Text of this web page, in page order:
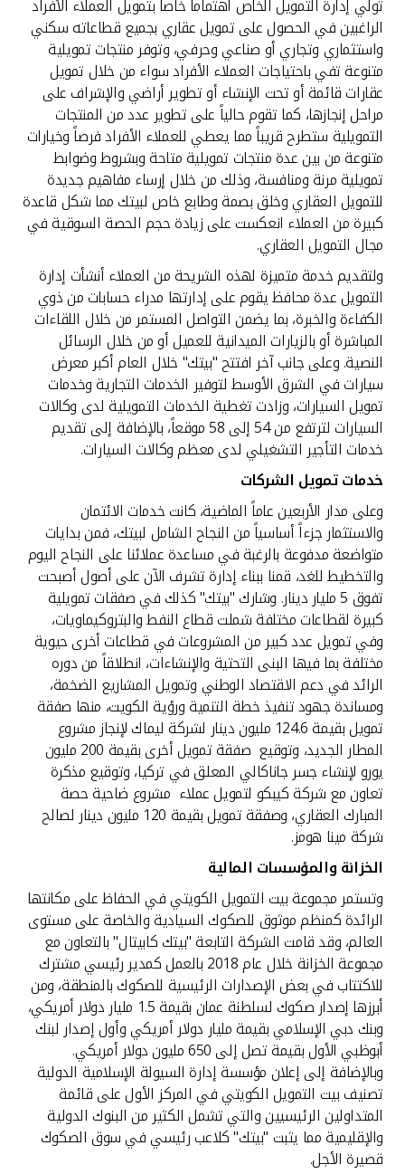
تولي إدارة التمويل الخاص اهتماماً خاصاً بتمويل العملاء الأفراد
الراغبين في الحصول على تمويل عقاري بجميع قطاعاته سكني
واستثماري وتجاري أو صناعي وحرفي، وتوفر منتجات تمويلية
متنوعة تفي باحتياجات العملاء الأفراد سواء من خلال تمويل
عقارات قائمة أو تحت الإنشاء أو تطوير أراضي والإشراف على
مراحل إنجازها، كما تقوم حالياً على تطوير عدد من المنتجات
التمويلية ستطرح قريباً مما يعطي للعملاء الأفراد فرصاً وخيارات
متنوعة من بين عدة منتجات تمويلية متاحة وبشروط وضوابط
تمويلية مرنة ومنافسة، وذلك من خلال إرساء مفاهيم جديدة
للتمويل العقاري وخلق بصمة وطابع خاص لبيتك مما شكل قاعدة
كبيرة من العملاء انعكست على زيادة حجم الحصة السوقية في
مجال التمويل العقاري.
ولتقديم خدمة متميزة لهذه الشريحة من العملاء أنشأت إدارة
التمويل عدة محافظ يقوم على إدارتها مدراء حسابات من ذوي
الكفاءة والخبرة، بما يضمن التواصل المستمر من خلال اللقاءات
المباشرة أو بالزيارات الميدانية للعميل أو من خلال الرسائل
النصية. وعلى جانب آخر افتتح "بيتك" خلال العام أكبر معرض
سيارات في الشرق الأوسط لتوفير الخدمات التجارية وخدمات
تمويل السيارات، وزادت تغطية الخدمات التمويلية لدى وكالات
السيارات لترتفع من 54 إلى 58 موقعاً، بالإضافة إلى تقديم
خدمات التأجير التشغيلي لدى معظم وكالات السيارات.
خدمات تمويل الشركات
وعلى مدار الأربعين عاماً الماضية، كانت خدمات الائتمان
والاستثمار جزءاً أساسياً من النجاح الشامل لبيتك، فمن بدايات
متواضعة مدفوعة بالرغبة في مساعدة عملائنا على النجاح اليوم
والتخطيط للغد، قمنا ببناء إدارة تشرف الآن على أصول أصبحت
تفوق 5 مليار دينار. وشارك "بيتك" كذلك في صفقات تمويلية
كبيرة لقطاعات مختلفة شملت قطاع النفط والبتروكيماويات،
وفي تمويل عدد كبير من المشروعات في قطاعات أخرى حيوية
مختلفة بما فيها البنى التحتية والإنشاءات، انطلاقاً من دوره
الرائد في دعم الاقتصاد الوطني وتمويل المشاريع الضخمة،
ومساندة جهود تنفيذ خطة التنمية ورؤية الكويت، منها صفقة
تمويل بقيمة 124.6 مليون دينار لشركة ليماك لإنجاز مشروع
المطار الجديد، وتوقيع صفقة تمويل أخرى بقيمة 200 مليون
يورو لإنشاء جسر جاناكالي المعلق في تركيا، وتوقيع مذكرة
تعاون مع شركة كيبكو لتمويل عملاء مشروع ضاحية حصة
المبارك العقاري، وصفقة تمويل بقيمة 120 مليون دينار لصالح
شركة مينا هومز.
الخزانة والمؤسسات المالية
وتستمر مجموعة بيت التمويل الكويتي في الحفاظ على مكانتها
الرائدة كمنظم موثوق للصكوك السيادية والخاصة على مستوى
العالم، وقد قامت الشركة التابعة "بيتك كابيتال" بالتعاون مع
مجموعة الخزانة خلال عام 2018 بالعمل كمدير رئيسي مشترك
للاكتتاب في بعض الإصدارات الرئيسية للصكوك بالمنطقة، ومن
أبرزها إصدار صكوك لسلطنة عمان بقيمة 1.5 مليار دولار أمريكي،
وبنك دبي الإسلامي بقيمة مليار دولار أمريكي وأول إصدار لبنك
أبوظبي الأول بقيمة تصل إلى 650 مليون دولار أمريكي.
وبالإضافة إلى إعلان مؤسسة إدارة السيولة الإسلامية الدولية
تصنيف بيت التمويل الكويتي في المركز الأول على قائمة
المتداولين الرئيسيين والتي تشمل الكثير من البنوك الدولية
والإقليمية مما يثبت "بيتك" كلاعب رئيسي في سوق الصكوك
قصيرة الأجل.